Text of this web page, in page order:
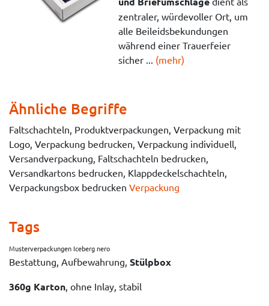
zentraler, würdevoller Ort, um
alle Beileidsbekundungen
während einer Trauerfeier
sicher ... (mehr)
Ähnliche Begriffe
Faltschachteln, Produktverpackungen, Verpackung mit
Logo, Verpackung bedrucken, Verpackung individuell,
Versandverpackung, Faltschachteln bedrucken,
Versandkartons bedrucken, Klappdeckelschachteln,
Verpackungsbox bedrucken Verpackung
Tags
Musterverpackungen Iceberg nero
Bestattung, Aufbewahrung, Stülpbox
360g Karton, ohne Inlay, stabil